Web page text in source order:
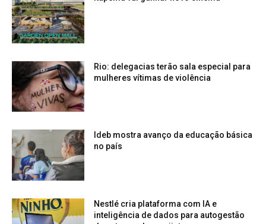
Rio: delegacias terão sala especial para
mulheres vítimas de violência
Ideb mostra avanço da educação básica
no país
Nestlé cria plataforma com IA e
inteligência de dados para autogestão